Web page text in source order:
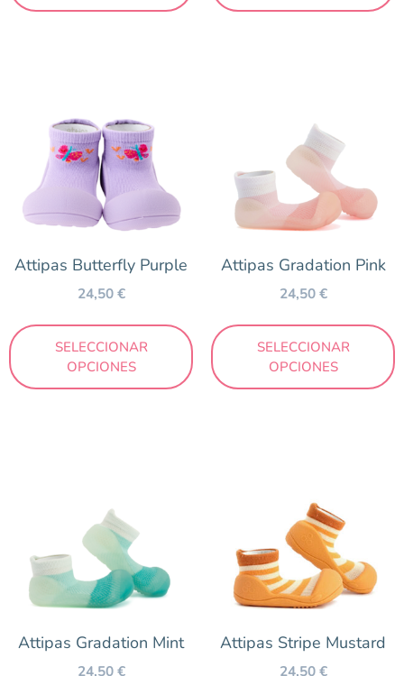
Attipas Butterfly Purple
24,50€
SELECCIONAR
OPCIONES
Attipas Gradation Pink
24,50€
SELECCIONAR
OPCIONES
Attipas Gradation Mint
24,50€
Attipas Stripe Mustard
24,50€